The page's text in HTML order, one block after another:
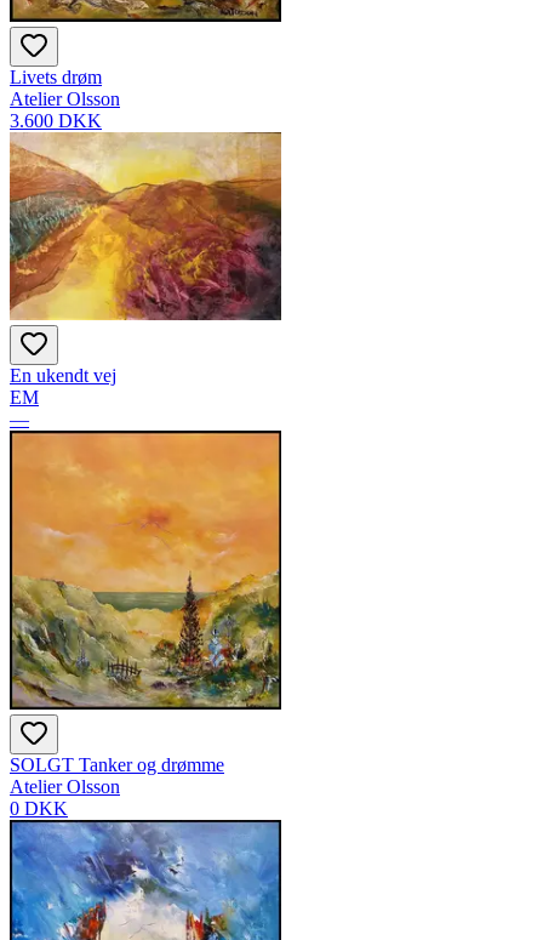
Livets drøm
Atelier Olsson
3.600 DKK
En ukendt vej
EM
—
SOLGT Tanker og drømme
Atelier Olsson
0 DKK